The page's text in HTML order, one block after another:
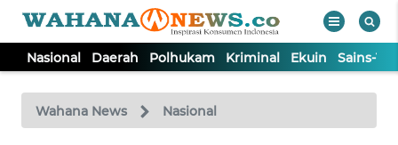
Nasional Daerah Polhukam Kriminal Ekuin Sains-
Wahana News Nasional
TV
Tutup